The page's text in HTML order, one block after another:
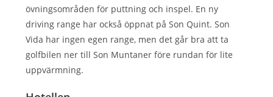
övningsområden för puttning och inspel. En ny
driving range har också öppnat på Son Quint. Son
Vida har ingen egen range, men det går bra att ta
golfbilen ner till Son Muntaner före rundan för lite
uppvärmning.